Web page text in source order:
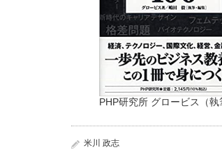
PHP研究所 グロービス（執
米川 政志